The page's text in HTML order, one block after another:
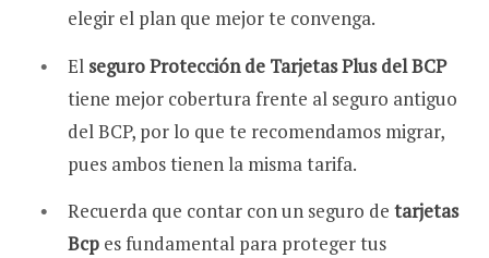
elegir el plan que mejor te convenga.
El seguro Protección de Tarjetas Plus del BCP
tiene mejor cobertura frente al seguro antiguo
del BCP, por lo que te recomendamos migrar,
pues ambos tienen la misma tarifa.
Recuerda que contar con un seguro de tarjetas
Bcp es fundamental para proteger tus